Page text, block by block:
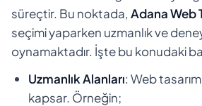
süreçtir. Bu noktada, Adana Web
seçimi yaparken uzmanlık ve
oynamaktadır. İşte bu konudaki
Uzmanlık Alanları: Web
kapsar. Örneğin;